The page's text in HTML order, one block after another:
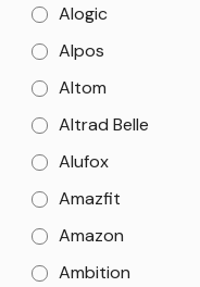
Alogic
Alpos
Altom
Altrad Belle
Alufox
Amazfit
Amazon
Ambition